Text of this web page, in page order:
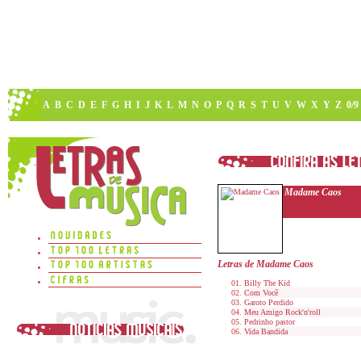
A B C D E F G H I J K L M N O P Q R S T U V W X Y Z 0/9
Madame Caos
Letras de Madame Caos
Billy The Kid
Com Você
Garoto Perdido
Meu Amigo Rock'n'roll
Pedrinho pastor
Vida Bandida